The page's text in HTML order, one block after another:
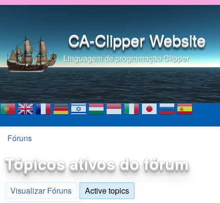
Pular para o conteúdo
CA-Clipper Website
Linguagem de programação Clipper
Você está aqui
Fóruns
Tópicos ativos do fórum
Visualizar Fóruns Active topics